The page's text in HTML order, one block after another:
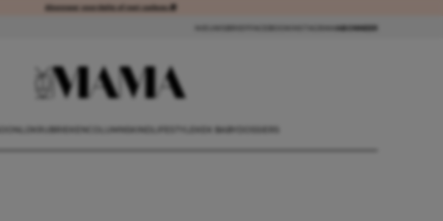
Abonneer voordelig of met cadeau 🎁Abonneer voordelig of met cadeau 🎁
ABONNEER